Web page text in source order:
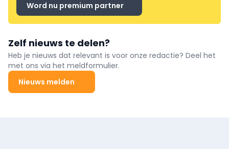
Word nu premium partner
Zelf nieuws te delen?
Heb je nieuws dat relevant is voor onze redactie? Deel het
met ons via het meldformulier.
Nieuws melden